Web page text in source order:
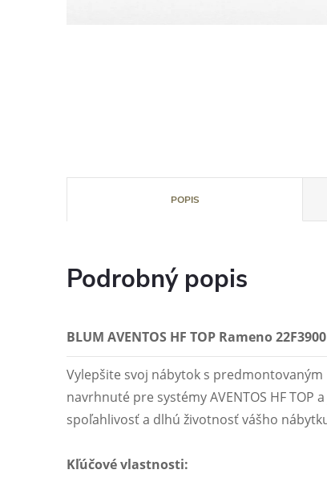
POPIS
Podrobný popis
BLUM AVENTOS HF TOP Rameno 22F3900
Vylepšite svoj nábytok s predmontovaným
navrhnuté pre systémy AVENTOS HF
spoľahlivosť a dlhú životnosť vášho
Kľúčové vlastnosti: